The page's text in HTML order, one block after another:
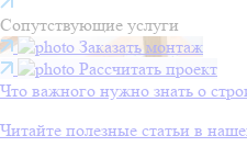
Сопутствующие услуги
Заказать монтаж
Рассчитать проект
Что важного нужно знать о
Читайте полезные статьи в